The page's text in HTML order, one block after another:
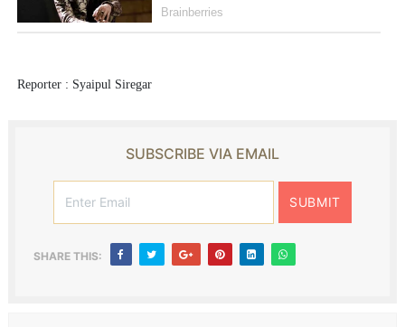
Reporter : Syaipul Siregar
SUBSCRIBE VIA EMAIL
SHARE THIS: